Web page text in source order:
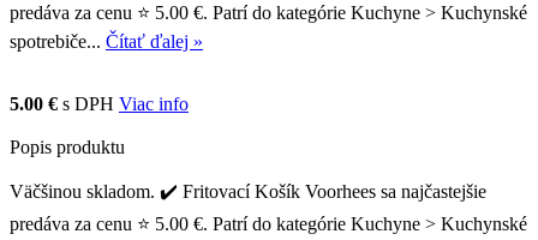
predáva za cenu ⭐ 5.00 €. Patrí do kategórie Kuchyne > Kuchynské
spotrebiče... Čítať ďalej »
5.00 € s DPH Viac info
Popis produktu
Väčšinou skladom. ✔️ Fritovací Košík Voorhees sa najčastejšie
predáva za cenu ⭐ 5.00 €. Patrí do kategórie Kuchyne > Kuchynské